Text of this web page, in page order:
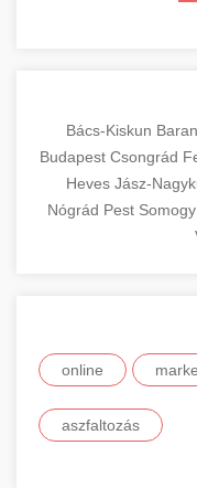
Bács-Kiskun
Budapest Csongrád
Heves Jász-
Nógrád Pest Somogy
online
aszfaltozás